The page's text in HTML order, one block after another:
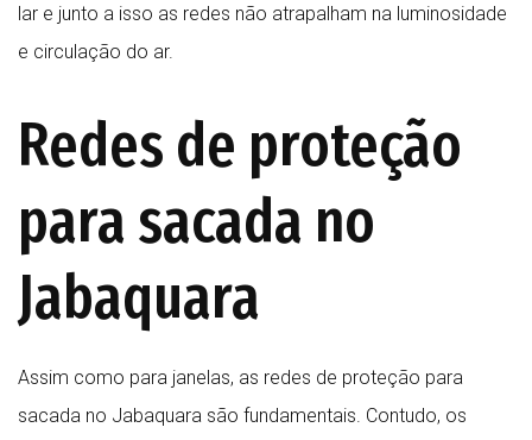
lar e junto a isso as redes não atrapalham na luminosidade
e circulação do ar.
Redes de proteção
para sacada no
Jabaquara
Assim como para janelas, as redes de proteção para
sacada no Jabaquara são fundamentais. Contudo, os